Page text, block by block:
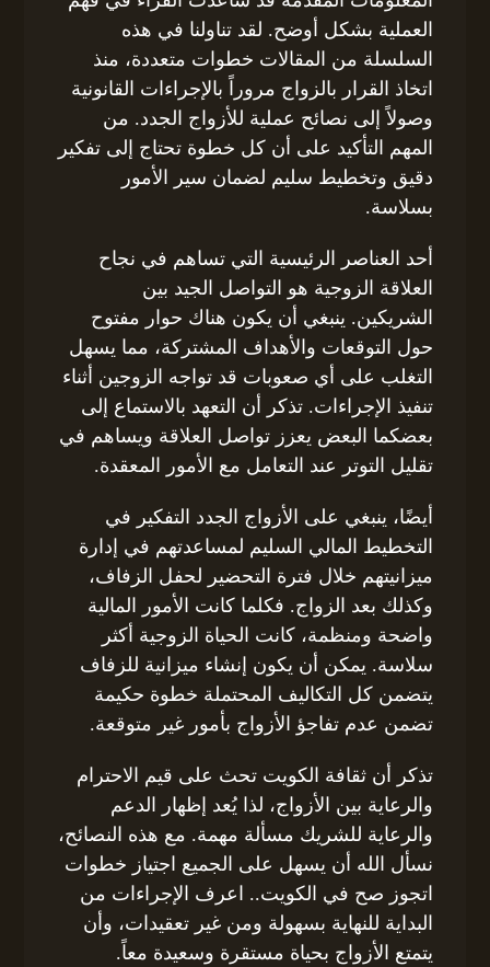
العملية بشكل أوضح. لقد تناولنا في هذه
السلسلة من المقالات خطوات متعددة، منذ
اتخاذ القرار بالزواج مروراً بالإجراءات القانونية
وصولاً إلى نصائح عملية للأزواج الجدد. من
المهم التأكيد على أن كل خطوة تحتاج إلى تفكير
دقيق وتخطيط سليم لضمان سير الأمور
بسلاسة.
أحد العناصر الرئيسية التي تساهم في نجاح
العلاقة الزوجية هو التواصل الجيد بين
الشريكين. ينبغي أن يكون هناك حوار مفتوح
حول التوقعات والأهداف المشتركة، مما يسهل
التغلب على أي صعوبات قد تواجه الزوجين أثناء
تنفيذ الإجراءات. تذكر أن التعهد بالاستماع إلى
بعضكما البعض يعزز تواصل العلاقة ويساهم في
تقليل التوتر عند التعامل مع الأمور المعقدة.
أيضًا، ينبغي على الأزواج الجدد التفكير في
التخطيط المالي السليم لمساعدتهم في إدارة
ميزانيتهم خلال فترة التحضير لحفل الزفاف،
وكذلك بعد الزواج. فكلما كانت الأمور المالية
واضحة ومنظمة، كانت الحياة الزوجية أكثر
سلاسة. يمكن أن يكون إنشاء ميزانية للزفاف
يتضمن كل التكاليف المحتملة خطوة حكيمة
تضمن عدم تفاجؤ الأزواج بأمور غير متوقعة.
تذكر أن ثقافة الكويت تحث على قيم الاحترام
والرعاية بين الأزواج، لذا يُعد إظهار الدعم
والرعاية للشريك مسألة مهمة. مع هذه النصائح،
نسأل الله أن يسهل على الجميع اجتياز خطوات
اتجوز صح في الكويت.. اعرف الإجراءات من
البداية للنهاية بسهولة ومن غير تعقيدات، وأن
يتمتع الأزواج بحياة مستقرة وسعيدة معاً.